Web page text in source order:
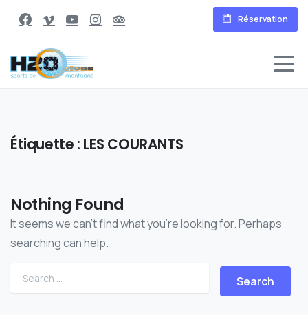
Réservation
Étiquette : LES COURANTS
Nothing Found
It seems we can’t find what you’re looking for. Perhaps
searching can help.
Search for: